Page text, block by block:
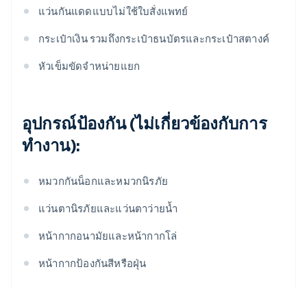
แว่นกันแดดแบบไม่ใช้ใบสั่งแพทย์
กระเป๋าเงิน รวมถึงกระเป๋าธนบัตรและกระเป๋าสตางค์
หัวเข็มขัดจําหน่ายแยก
อุปกรณ์ป้องกัน (ไม่เกี่ยวข้องกับการ
ทํางาน):
หมวกกันน็อกและหมวกนิรภัย
แว่นตานิรภัยและแว่นตาว่ายน้ำ
หน้ากากอนามัยและหน้ากากโล่
หน้ากากป้องกันสีหรือฝุ่น